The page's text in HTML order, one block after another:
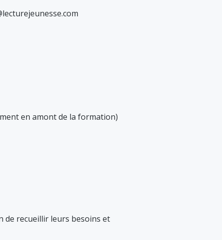
en amont de la formation)
de recueillir leurs besoins et